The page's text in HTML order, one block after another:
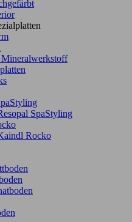
Mineralwerkstoff
SpaStyling
Rocko